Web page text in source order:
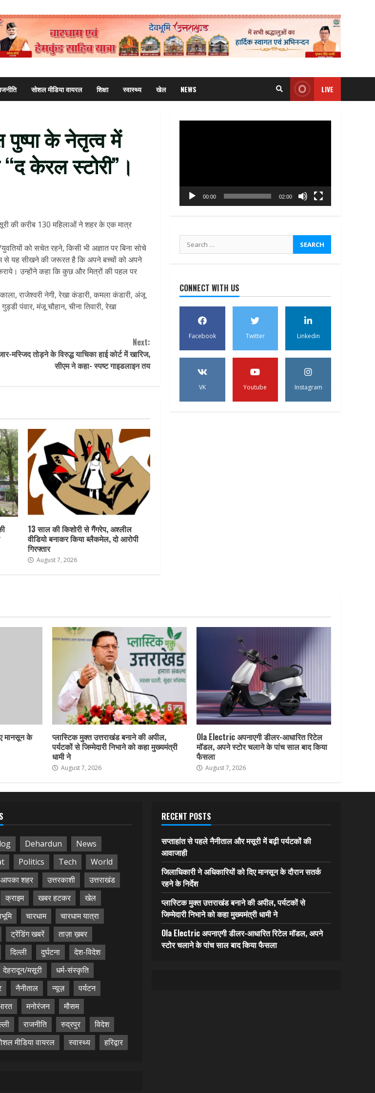
सोशल मीडिया वायरल शिक्षा स्वास्थ्य खेल NEWS LIVE
पुष्पा के नेतृत्व में
केरल स्टोरी”।
मसूरी की करीब 130 महिलाओं ने शहर के एक मात्र
को सचेत रहने, किसी भी अज्ञात पर बिना सोचे
से यह सीखने की जरूरत है कि अपने बच्चों को अपने
उन्होंने कहा कि कुछ और मित्रों की पहल पर
राजेश्वरी नेगी, रेखा कंडारी, कमला कंडारी, अंजू
पंवार, मंजू चौहान, चीना तिवारी, रेखा
Next:
मस्जिद तोड़ने के विरुद्ध याचिका हाई कोर्ट में खारिज,
सीएम ने कहा- स्पष्ट गाइडलाइन तय
13 साल की किशोरी से गैंगरेप, अश्लील
वीडियो बनाकर किया ब्लैकमेल, दो आरोपी
गिरफ्तार
August 7, 2026
00:00 02:00
Search
for:
CONNECT WITH US
Facebook Twitter Linkedin
VK Youtube Instagram
मानसून के
प्लास्टिक मुक्त उत्तराखंड बनाने की अपील,
पर्यटकों से जिम्मेदारी निभाने को कहा मुख्यमंत्री
धामी ने
August 7, 2026
Ola Electric अपनाएगी डीलर-आधारित रिटेल
मॉडल, अपने स्टोर चलाने के पांच साल बाद किया
फैसला
August 7, 2026
Dehardun
News
Politics Tech
World
आपका शहर उत्तरकाशी
उत्तराखंड
क्राइम खबर हटकर
खेल
चारधाम
चारधाम यात्रा
ट्रेंडिंग खबरें
ताज़ा ख़बर
दिल्ली दुर्घटना
देश-विदेश
देहरादून/मसूरी
धर्म-संस्कृति
नैनीताल न्यूज़
पर्यटन
मनोरंजन
मौसम
राजनीति रुद्रपुर
विदेश
मीडिया वायरल स्वास्थ्य हरिद्वार
RECENT POSTS
सप्ताहांत से पहले नैनीताल और मसूरी में बढ़ी पर्यटकों की
आवाजाही
जिलाधिकारी ने अधिकारियों को दिए मानसून के दौरान सतर्क
रहने के निर्देश
प्लास्टिक मुक्त उत्तराखंड बनाने की अपील, पर्यटकों से
जिम्मेदारी निभाने को कहा मुख्यमंत्री धामी ने
Ola Electric अपनाएगी डीलर-आधारित रिटेल मॉडल, अपने
स्टोर चलाने के पांच साल बाद किया फैसला